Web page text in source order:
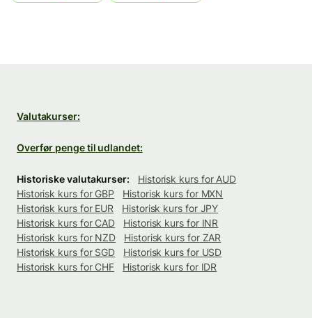
Valutakurser:
Overfør penge til udlandet:
Historiske valutakurser:
Historisk kurs for AUD
Historisk kurs for GBP
Historisk kurs for MXN
Historisk kurs for EUR
Historisk kurs for JPY
Historisk kurs for CAD
Historisk kurs for INR
Historisk kurs for NZD
Historisk kurs for ZAR
Historisk kurs for SGD
Historisk kurs for USD
Historisk kurs for CHF
Historisk kurs for IDR